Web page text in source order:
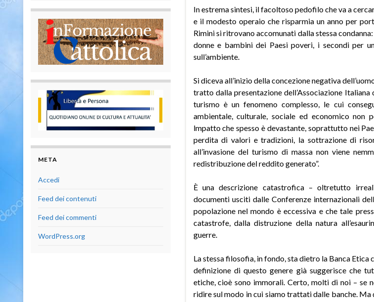
In estrema sintesi, il facoltoso pedofilo che va a
e il modesto operaio che risparmia un anno per
Rimini si ritrovano accomunati dalla stessa
donne e bambini dei Paesi poveri, i secondi per
sull’ambiente.
Si diceva all’inizio della concezione negativa
tratto dalla presentazione dell’Associazione Italiana
turismo è un fenomeno complesso, le cui
ambientale, culturale, sociale ed economico non
lmpatto che spesso è devastante, soprattutto nei
perdita di valori e tradizioni, la sottrazione di
all’invasione del turismo di massa non viene
redistribuzione del reddito generato”.
È una descrizione catastrofica – oltretutto
documenti usciti dalle Conferenze internazionali
popolazione nel mondo è eccessiva e che tale
catastrofe, dalla distruzione della natura
guerre.
La stessa filosofia, in fondo, sta dietro la Banca Etica
definizione di questo genere già suggerisce che
etiche, cioè sono immorali. Certo, molti di noi – se
ridire sul modo in cui siamo trattati dalle banche. Ma
META
Accedi
Feed dei contenuti
Feed dei commenti
WordPress.org